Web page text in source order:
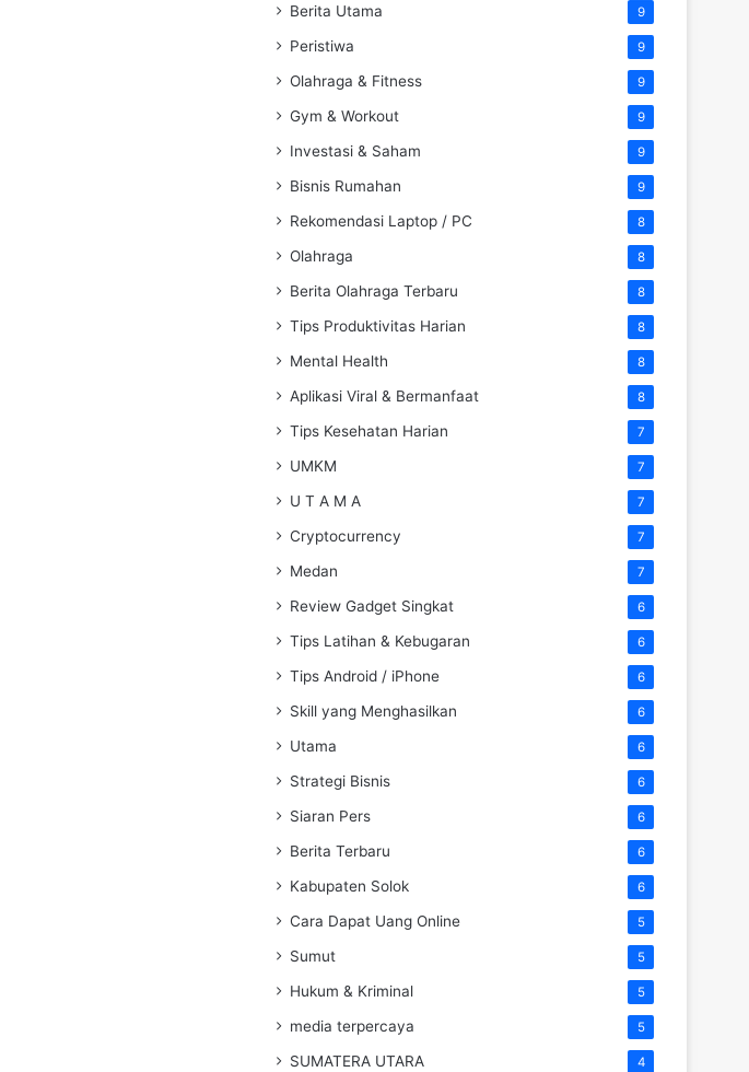
Berita Utama 9
Peristiwa 9
Olahraga & Fitness 9
Gym & Workout 9
Investasi & Saham 9
Bisnis Rumahan 9
Rekomendasi Laptop / PC 8
Olahraga 8
Berita Olahraga Terbaru 8
Tips Produktivitas Harian 8
Mental Health 8
Aplikasi Viral & Bermanfaat 8
Tips Kesehatan Harian 7
UMKM 7
U T A M A 7
Cryptocurrency 7
Medan 7
Review Gadget Singkat 6
Tips Latihan & Kebugaran 6
Tips Android / iPhone 6
Skill yang Menghasilkan 6
Utama 6
Strategi Bisnis 6
Siaran Pers 6
Berita Terbaru 6
Kabupaten Solok 6
Cara Dapat Uang Online 5
Sumut 5
Hukum & Kriminal 5
media terpercaya 5
SUMATERA UTARA 4